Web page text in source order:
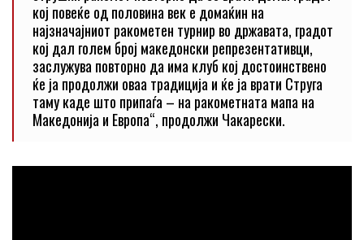
кој повеќе од половина век е домаќин на
најзначајниот ракометен турнир во државата, градот
кој дал голем број македонски репрезентативци,
заслужува повторно да има клуб кој достоинствено
ќе ја продолжи оваа традиција и ќе ја врати Струга
таму каде што припаѓа – на ракометната мапа на
Македонија и Европа“, продолжи Чакарески.